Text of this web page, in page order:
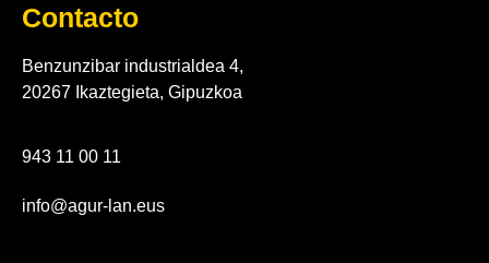
Contacto
Benzunzibar industrialdea 4,
20267 Ikaztegieta, Gipuzkoa
943 11 00 11
info@agur-lan.eus